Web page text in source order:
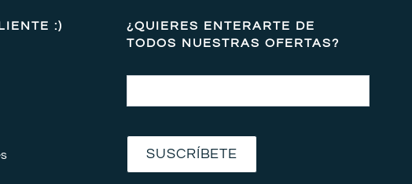
:)
¿QUIERES ENTERARTE DE
TODOS NUESTRAS OFERTAS?
SUSCRÍBETE